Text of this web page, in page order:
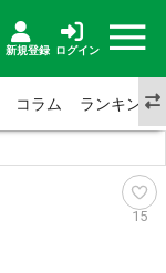
新規登録 ログイン
コラム ランキング
15